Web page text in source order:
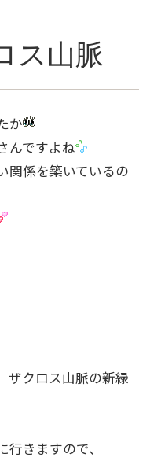
ス山脈
か
んですよね
関係を築いているの
ザクロス山脈の新緑
きますので、